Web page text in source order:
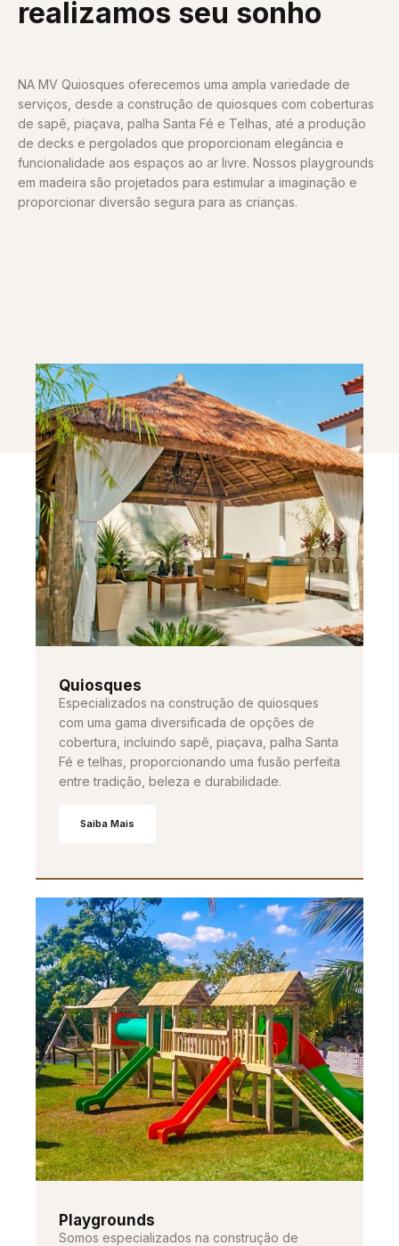
realizamos seu sonho
NA MV Quiosques oferecemos uma ampla variedade de
serviços, desde a construção de quiosques com coberturas
de sapê, piaçava, palha Santa Fé e Telhas, até a produção
de decks e pergolados que proporcionam elegância e
funcionalidade aos espaços ao ar livre. Nossos playgrounds
em madeira são projetados para estimular a imaginação e
proporcionar diversão segura para as crianças.
Quiosques
Especializados na construção de quiosques
com uma gama diversificada de opções de
cobertura, incluindo sapê, piaçava, palha Santa
Fé e telhas, proporcionando uma fusão perfeita
entre tradição, beleza e durabilidade.
Saiba Mais
Playgrounds
Somos especializados na construção de